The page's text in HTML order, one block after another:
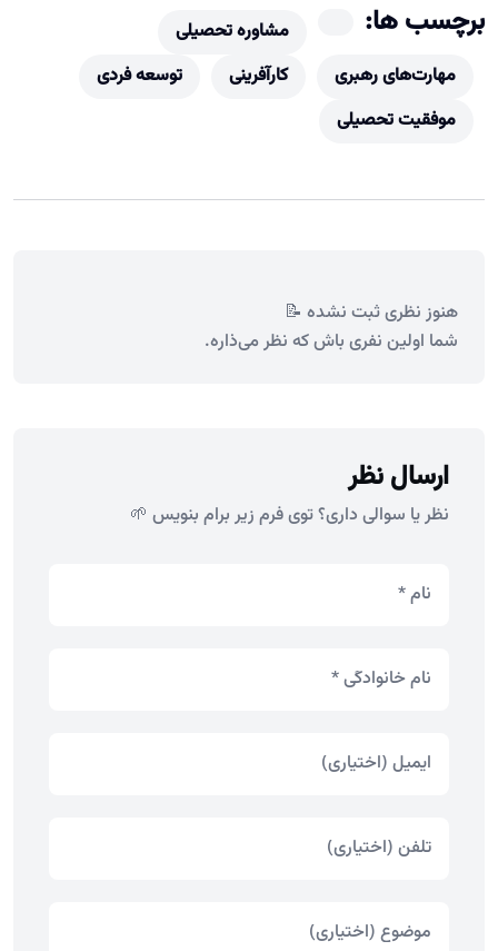
برچسب ها:
مشاوره تحصیلی
مهارت‌های رهبری
کارآفرینی
توسعه فردی
موفقیت تحصیلی
هنوز نظری ثبت نشده 📝
شما اولین نفری باش که نظر می‌ذاره.
ارسال نظر
نظر یا سوالی داری؟ توی فرم زیر برام بنویس 🌱